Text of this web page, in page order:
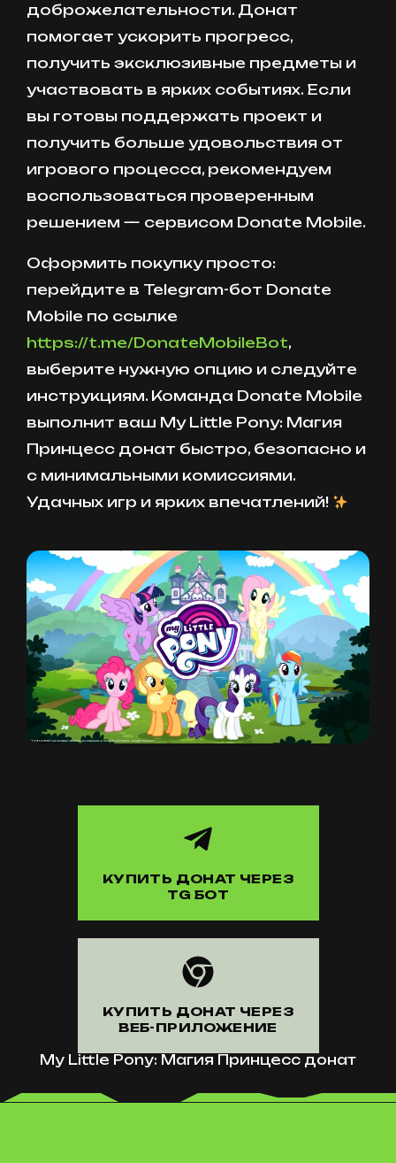
доброжелательности. Донат
помогает ускорить прогресс,
получить эксклюзивные предметы и
участвовать в ярких событиях. Если
вы готовы поддержать проект и
получить больше удовольствия от
игрового процесса, рекомендуем
воспользоваться проверенным
решением — сервисом Donate Mobile.
Оформить покупку просто:
перейдите в Telegram-бот Donate
Mobile по ссылке
https://t.me/DonateMobileBot,
выберите нужную опцию и следуйте
инструкциям. Команда Donate Mobile
выполнит ваш My Little Pony: Магия
Принцесс донат быстро, безопасно и
с минимальными комиссиями.
Удачных игр и ярких впечатлений!
КУПИТЬ ДОНАТ ЧЕРЕЗ
TG БОТ
КУПИТЬ ДОНАТ ЧЕРЕЗ
ВЕБ-ПРИЛОЖЕНИЕ
My Little Pony: Магия Принцесс донат